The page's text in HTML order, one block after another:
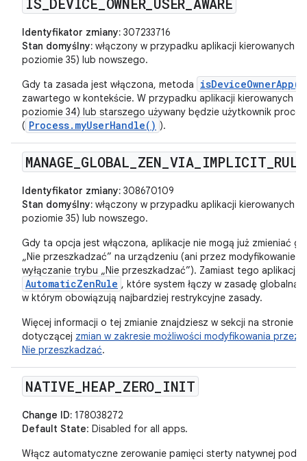
Identyfikator zmiany: 307233716
Stan domyślny: włączony w przypadku aplikacji kierowanych
poziomie 35) lub nowszego.
Gdy ta zasada jest włączona, metoda
zawartego w kontekście. W przypadku aplikacji kierowanych
poziomie 34) lub starszego używany będzie użytkownik
( Process.myUserHandle() ).
MANAGE GLOBAL ZEN VIA_ IMPLICIT
Identyfikator zmiany: 308670109
Stan domyślny: włączony w przypadku aplikacji kierowanych
poziomie 35) lub nowszego.
Gdy ta opcja jest włączona, aplikacje nie mogą już zmieniać
„Nie przeszkadzać” na urządzeniu (ani przez modyfikowanie
wyłączanie trybu „Nie przeszkadzać”). Zamiast tego aplikacje
AutomaticZenRule , które system łączy w zasadę globalną
w którym obowiązują najbardziej restrykcyjne zasady.
Więcej informacji o tej zmianie znajdziesz w sekcji na stronie
dotyczącej zmian w zakresie możliwości modyfikowania
Nie przeszkadzać.
NATIVE HEAP_ ZERO INIT
Change ID: 178038272
Default State: Disabled for all apps.
Włącz automatyczne zerowanie pamięci sterty natywnej